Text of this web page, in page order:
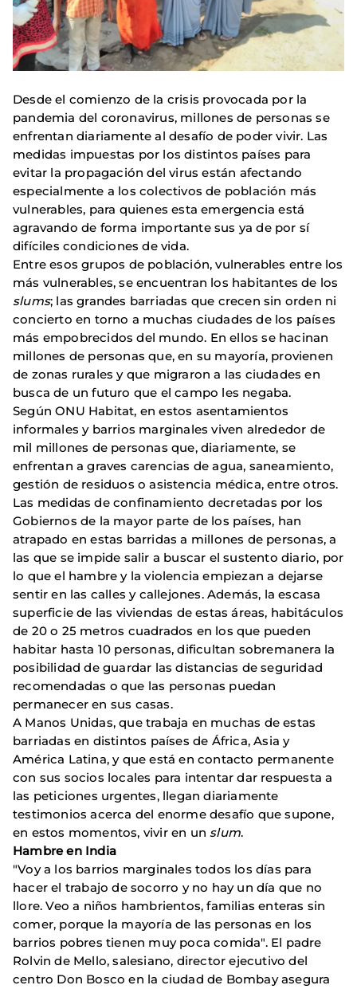
Desde el comienzo de la crisis provocada por la
pandemia del coronavirus, millones de personas se
enfrentan diariamente al desafío de poder vivir. Las
medidas impuestas por los distintos países para
evitar la propagación del virus están afectando
especialmente a los colectivos de población más
vulnerables, para quienes esta emergencia está
agravando de forma importante sus ya de por sí
difíciles condiciones de vida.
Entre esos grupos de población, vulnerables entre los
más vulnerables, se encuentran los habitantes de los
slums; las grandes barriadas que crecen sin orden ni
concierto en torno a muchas ciudades de los países
más empobrecidos del mundo. En ellos se hacinan
millones de personas que, en su mayoría, provienen
de zonas rurales y que migraron a las ciudades en
busca de un futuro que el campo les negaba.
Según ONU Habitat, en estos asentamientos
informales y barrios marginales viven alrededor de
mil millones de personas que, diariamente, se
enfrentan a graves carencias de agua, saneamiento,
gestión de residuos o asistencia médica, entre otros.
Las medidas de confinamiento decretadas por los
Gobiernos de la mayor parte de los países, han
atrapado en estas barridas a millones de personas, a
las que se impide salir a buscar el sustento diario, por
lo que el hambre y la violencia empiezan a dejarse
sentir en las calles y callejones. Además, la escasa
superficie de las viviendas de estas áreas, habitáculos
de 20 o 25 metros cuadrados en los que pueden
habitar hasta 10 personas, dificultan sobremanera la
posibilidad de guardar las distancias de seguridad
recomendadas o que las personas puedan
permanecer en sus casas.
A Manos Unidas, que trabaja en muchas de estas
barriadas en distintos países de África, Asia y
América Latina, y que está en contacto permanente
con sus socios locales para intentar dar respuesta a
las peticiones urgentes, llegan diariamente
testimonios acerca del enorme desafío que supone,
en estos momentos, vivir en unslum.
Hambre en India
"Voy a los barrios marginales todos los días para
hacer el trabajo de socorro y no hay un día que no
llore. Veo a niños hambrientos, familias enteras sin
comer, porque la mayoría de las personas en los
barrios pobres tienen muy poca comida". El padre
Rolvin de Mello, salesiano, director ejecutivo del
centro Don Bosco en la ciudad de Bombay asegura